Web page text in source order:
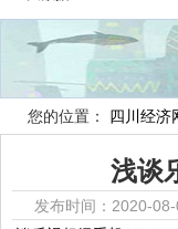
您的位置： 四川经济
浅谈
发布时间：2020-